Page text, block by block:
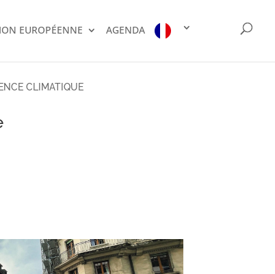
EUROPÉENNE AGENDA
CLIMATIQUE